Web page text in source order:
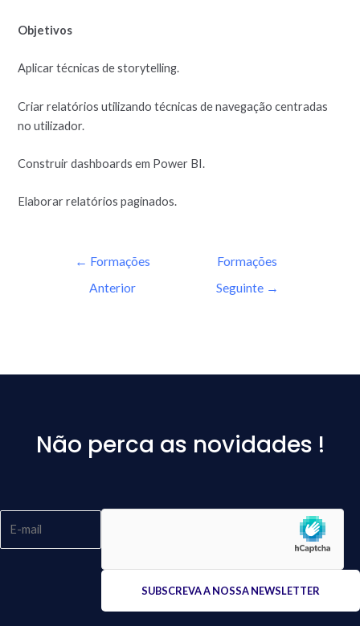
Objetivos
Aplicar técnicas de storytelling.
Criar relatórios utilizando técnicas de navegação centradas
no utilizador.
Construir dashboards em Power BI.
Elaborar relatórios paginados.
← Formações
Anterior
Formações
Seguinte →
Não perca as novidades !